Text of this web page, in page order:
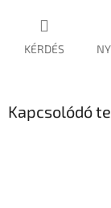
KÉRDÉS
Kapcsolódó